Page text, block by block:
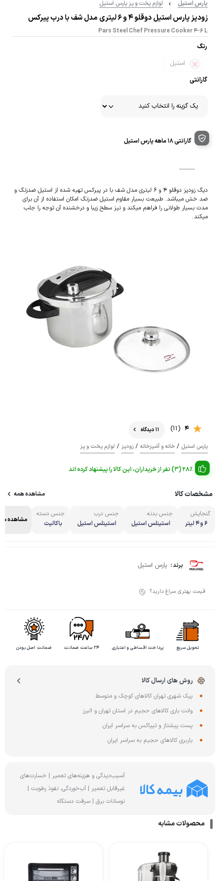
پارس استیل لوازم پخت و پز پارس استیل
زودپز پارس استیل دوقلو 4 و 6 لیتری مدل شف با درب پیرکس
Pars Steel Chef Pressure Cooker 4-6 L
رنگ
استیل
گارانتی
گارانتی ۱۸ ماهه پارس استیل
دیگ زودپز دوقلو 4 و 6 لیتری مدل شف با در پیرکس تهیه شده از استیل ضدزنگ و
ضد خش میباشد. طبیعت بسیار مقاوم استیل ضدزنگ امکان استفاده از آن برای
مدت بسیار طولانی را فراهم میکند و نیز سطح زیبا و درخشنده آن توجه را جلب
میکند.
4
(11)
11 دیدگاه
پارس استیل / خانه و آشپزخانه / زودپز / لوازم پخت و پز
28% (3) نفر از خریداران، این کالا را پیشنهاد کرده اند
مشخصات کالا مشاهده همه
گنجایش
6 و 4 لیتر
جنس بدنه
استینلس استیل
جنس درب
استینلس استیل
جنس دسته
باکالیت
مشاهده
برند : پارس استیل
قیمت بهتری سراغ دارید؟
تحویل سریع پرداخت اقساطی و اعتباری ۲۴ ساعت ضمانت ضمانت اصل بودن
روش های ارسال کالا
پیک شهری تهران کالاهای کوچک و متوسط
وانت باری کالاهای حجیم در استان تهران و البرز
پست پیشتاز و تیپاکس به سراسر ایران
باربری کالاهای حجیم به سراسر ایران
آسیب‌دیدگی و هزینه‌های تعمیر | خسارت‌های
غیرقابل تعمیر | آب‌خوردگی، نفوذ رطوبت |
نوسانات برق | سرقت دستگاه
محصولات مشابه